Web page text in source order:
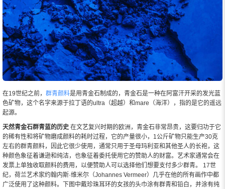
在19世纪之前， 群青颜料是用青金石制成的，青金石是一种在阿富汗开采的发光蓝
色矿物，这个名字来源于拉丁语的ultra（超越）和mare（海洋），指的是它的遥远
起源。
天然青金石群青蓝的历史 在文艺复兴时期的欧洲，青金石非常昂贵，这要归功于它
的稀有性和将矿物磨成颜料的耗时过程，它的产量很小，1公斤矿物只能生产30克
左右的群青颜料，因此它很少使用，通常只用于圣母玛利亚和其他圣人的长袍，这
种颜色象征着谦逊和纯洁，也象征着委托使用它的赞助人的财富。艺术家通常会在
发票上单独收取颜料的费用，以便赞助人可以选择他们想要支付多少群青。 17世
纪，荷兰艺术家约翰内斯·维米尔（Johannes Vermeer）几乎在他的所有画作中都
广泛使用了这种颜料。下图中戴珍珠耳环的女孩的头巾涂有群青和铅白，并涂有纯